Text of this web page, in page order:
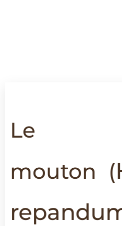
Le
mouton (